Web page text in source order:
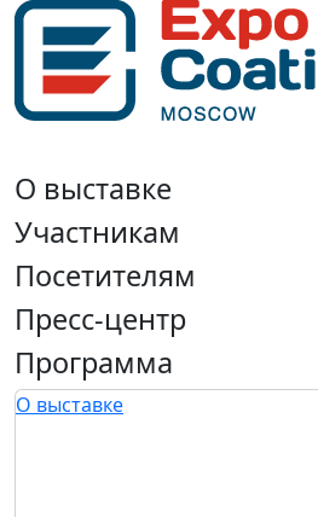
О выставке
Участникам
Посетителям
Пресс-центр
Программа
О выставке